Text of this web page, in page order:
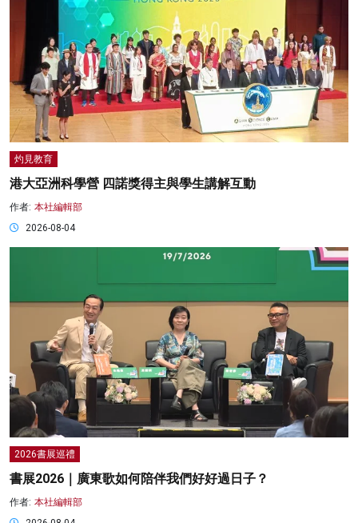
灼見教育
港大亞洲科學營 四諾獎得主與學生講解互動
作者: 本社編輯部
2026-08-04
2026書展巡禮
書展2026｜廣東歌如何陪伴我們好好過日子？
作者: 本社編輯部